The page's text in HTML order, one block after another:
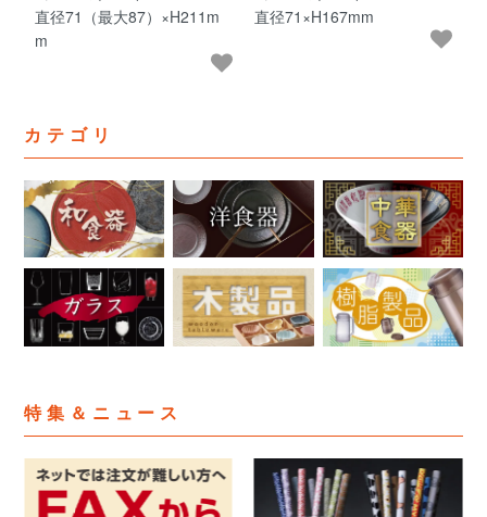
直径71（最大87）×H211m
m
直径71×H167mm
カテゴリ
特集＆ニュース